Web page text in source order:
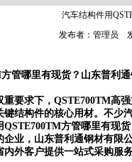
汽车结构件用
发布者：管理员
管哪里有现货？山东普利
要求下，QSTE700TM高
结构件的核心用材。不少
方管哪里有现
企业，山东普利通钢材有限
外客户提供一站式采购服务